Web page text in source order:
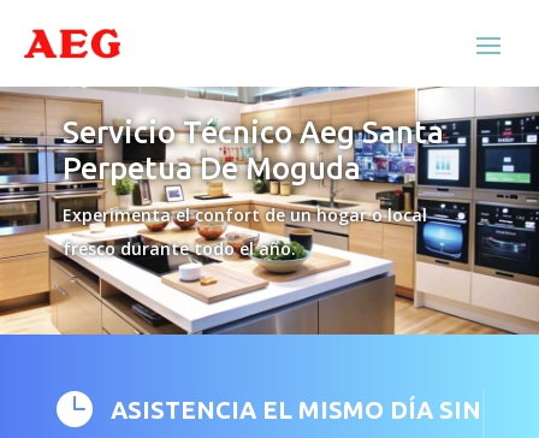
Servicio Técnico Aeg Santa
Perpetua De Moguda
Experimenta el confort de un hogar o local
fresco durante todo el año.

ASISTENCIA EL MISMO DÍA SIN